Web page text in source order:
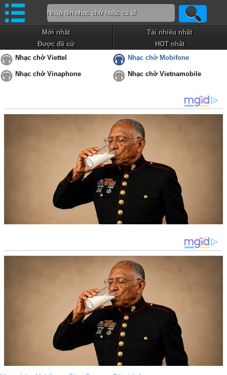
Mới nhất
Tải nhiều nhất
Được đề cử
HOT nhất
Nhạc chờ Viettel
Nhạc chờ Mobifone
Nhạc chờ Vinaphone Nhạc chờ Vietnamobile